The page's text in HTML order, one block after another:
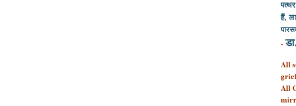
हैं,
-
All
All